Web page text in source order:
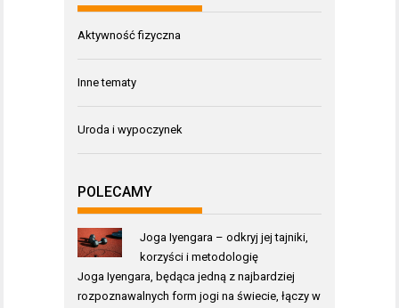
Aktywność fizyczna
Inne tematy
Uroda i wypoczynek
POLECAMY
Joga Iyengara – odkryj jej tajniki,
korzyści i metodologię
Joga Iyengara, będąca jedną z najbardziej
rozpoznawalnych form jogi na świecie, łączy w